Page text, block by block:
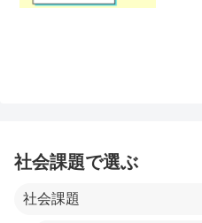
社会課題で選ぶ
社会課題